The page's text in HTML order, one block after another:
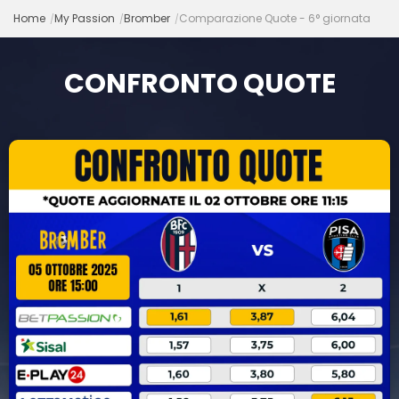
Home My Passion Bromber Comparazione Quote - 6° giornata
CONFRONTO QUOTE